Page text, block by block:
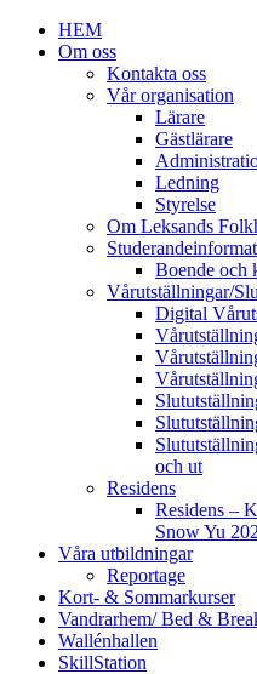
HEM
Om oss
Kontakta oss
Vår organisation
Lärare
Gästlärare
Ledning
Styrelse
Om Leksands
Boende och
Vårutställningar/
Digital
och ut
Residens
Residens –
Snow Yu
Våra utbildningar
Reportage
Kort- & Sommarkurser
Vandrarhem/ Bed &
Wallénhallen
SkillStation